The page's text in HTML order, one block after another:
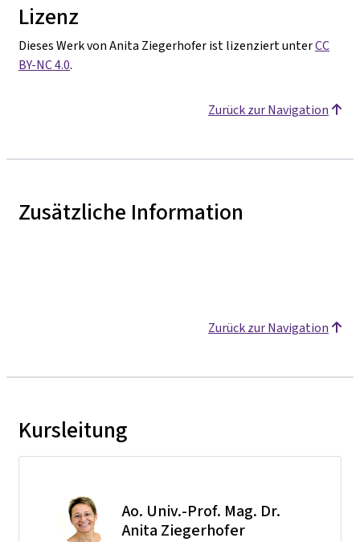
Lizenz
Dieses Werk von Anita Ziegerhofer ist lizenziert unterCC
BY-NC 4.0.
Zurück zur Navigation
Zusätzliche Information
Zurück zur Navigation
Kursleitung
Ao. Univ.-Prof. Mag. Dr.
Anita Ziegerhofer